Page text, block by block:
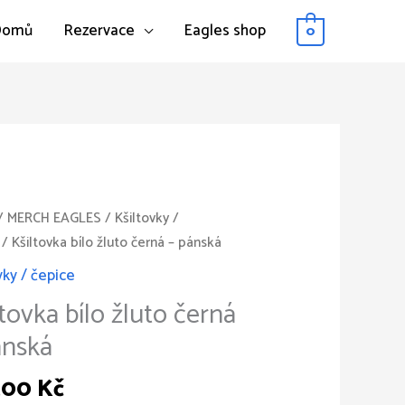
Rezervace Eagles shop 0
MERCH EAGLES / Kšiltovky /
/ Kšiltovka bílo žluto černá – pánská
/ čepice
bílo žluto černá
Kč